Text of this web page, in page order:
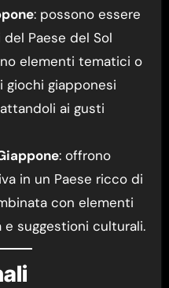
: possono essere
Paese del Sol
elementi tematici o
giochi giapponesi
ai gusti
: offrono
in un Paese ricco di
con elementi
suggestioni culturali.